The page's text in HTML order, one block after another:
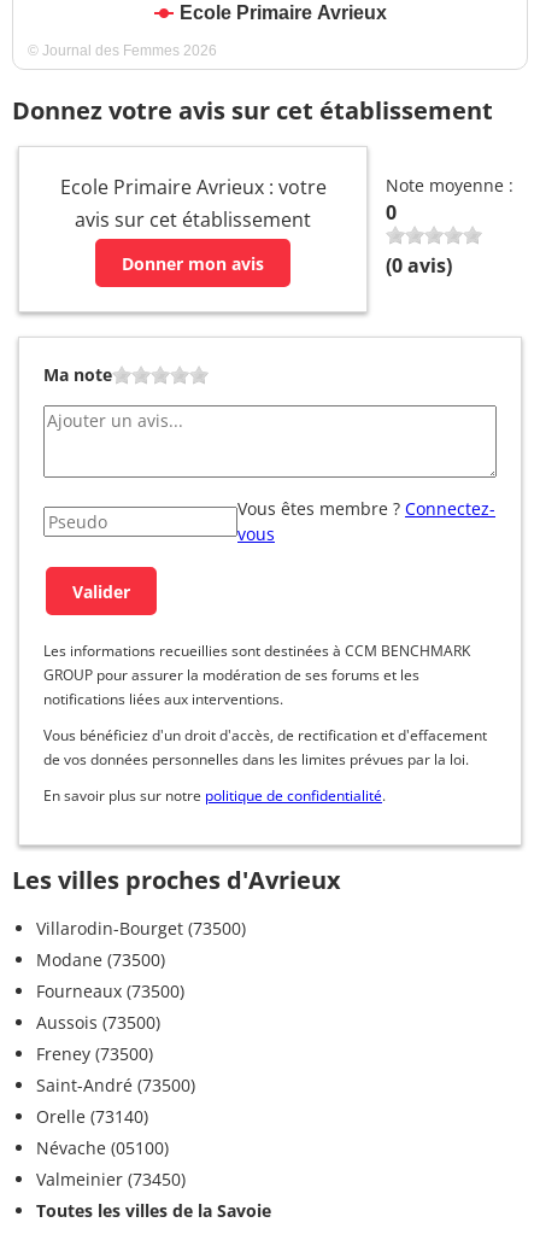
Ecole Primaire Avrieux
© Journal des Femmes 2026
Donnez votre avis sur cet établissement
Ecole Primaire Avrieux : votre
avis sur cet établissement
Donner mon avis
Note moyenne :
0
(0avis)
Ma note
Vous êtes membre ? Connectez-
vous
Les informations recueillies sont destinées à CCM BENCHMARK
GROUP pour assurer la modération de ses forums et les
notifications liées aux interventions.
Vous bénéficiez d'un droit d'accès, de rectification et d'effacement
de vos données personnelles dans les limites prévues par la loi.
En savoir plus sur notre politique de confidentialité.
Les villes proches d'Avrieux
Villarodin-Bourget (73500)
Modane (73500)
Fourneaux (73500)
Aussois (73500)
Freney (73500)
Saint-André (73500)
Orelle (73140)
Névache (05100)
Valmeinier (73450)
Toutes les villes de la Savoie